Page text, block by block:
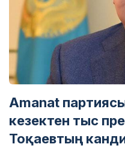
Amanat
кезектен тыс
Тоқаевтың